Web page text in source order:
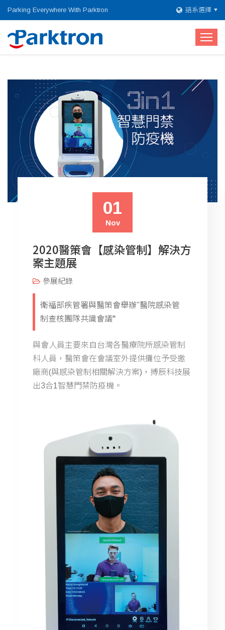
Parking Everywhere With Parktron 語系選擇
01
Nov
2020醫策會【感染管制】解決方
案主題展
參展紀錄
衛福部疾管署與醫策會舉辦”醫院感染管
制查核團隊共識會議"
與會人員主要來自台灣各醫療院所感染管制
科人員，醫策會在會議室外提供攤位予受邀
廠商(與感染管制相關解決方案)，搏辰科技展
出3合1智慧門禁防疫機。